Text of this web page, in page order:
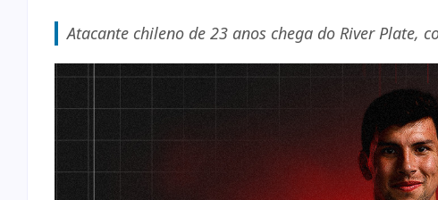
Atacante chileno de 23 anos chega do River Plate,